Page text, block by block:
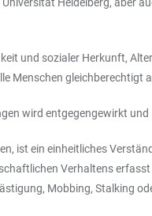
und sozialer Herkunft,
Menschen gleichberechtigt
wird entgegengewirkt
ist ein einheitliches
Verhaltens
Mobbing, Stalking